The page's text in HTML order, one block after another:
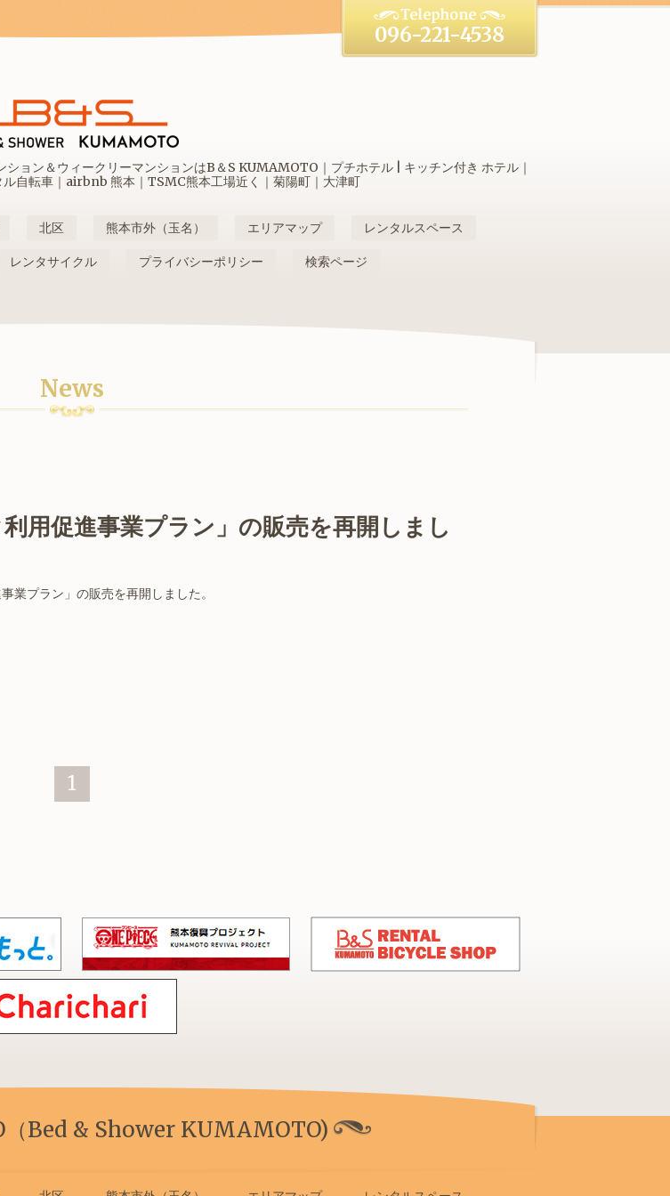
ョン＆ウィークリーマンションはB＆S KUMAMOTO｜プチホテル | キッチン付き ホテル｜
自転車｜airbnb 熊本｜TSMC熊本工場近く｜菊陽町｜大津町
096-221-4538
北区 熊本市外（玉名） エリアマップ レンタルスペース
レンタサイクル プライバシーポリシー 検索ページ
News
用促進事業プラン」の販売を再開しまし
業プラン」の販売を再開しました。
1
Bed & Shower KUMAMOTO)